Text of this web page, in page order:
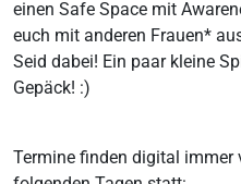
einen Safe Space mit
euch mit anderen Frauen*
Seid dabei! Ein paar kleine
Gepäck! :)
Termine finden digital immer